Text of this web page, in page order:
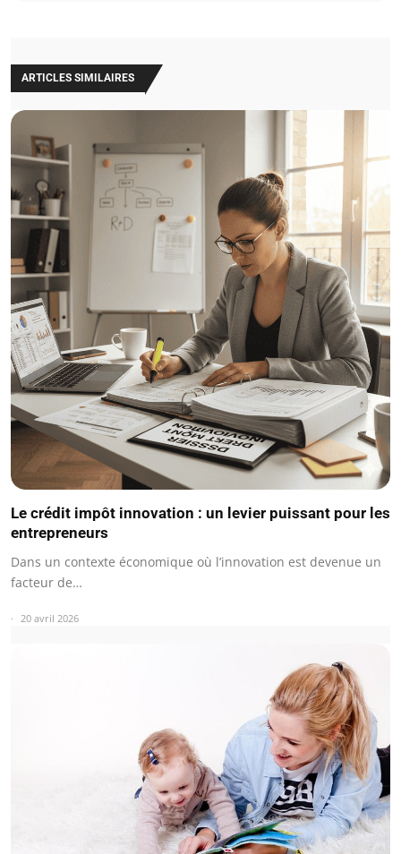
ARTICLES SIMILAIRES
Le crédit impôt innovation : un levier puissant pour les
entrepreneurs
Dans un contexte économique où l’innovation est devenue un
facteur de…
20 avril 2026